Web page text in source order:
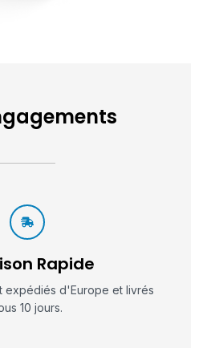
Rapide
expédiés d'Europe et livrés
10 jours.